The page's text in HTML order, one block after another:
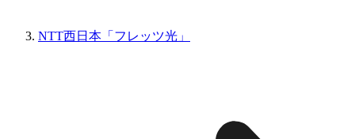
NTT西日本「フレッツ光」